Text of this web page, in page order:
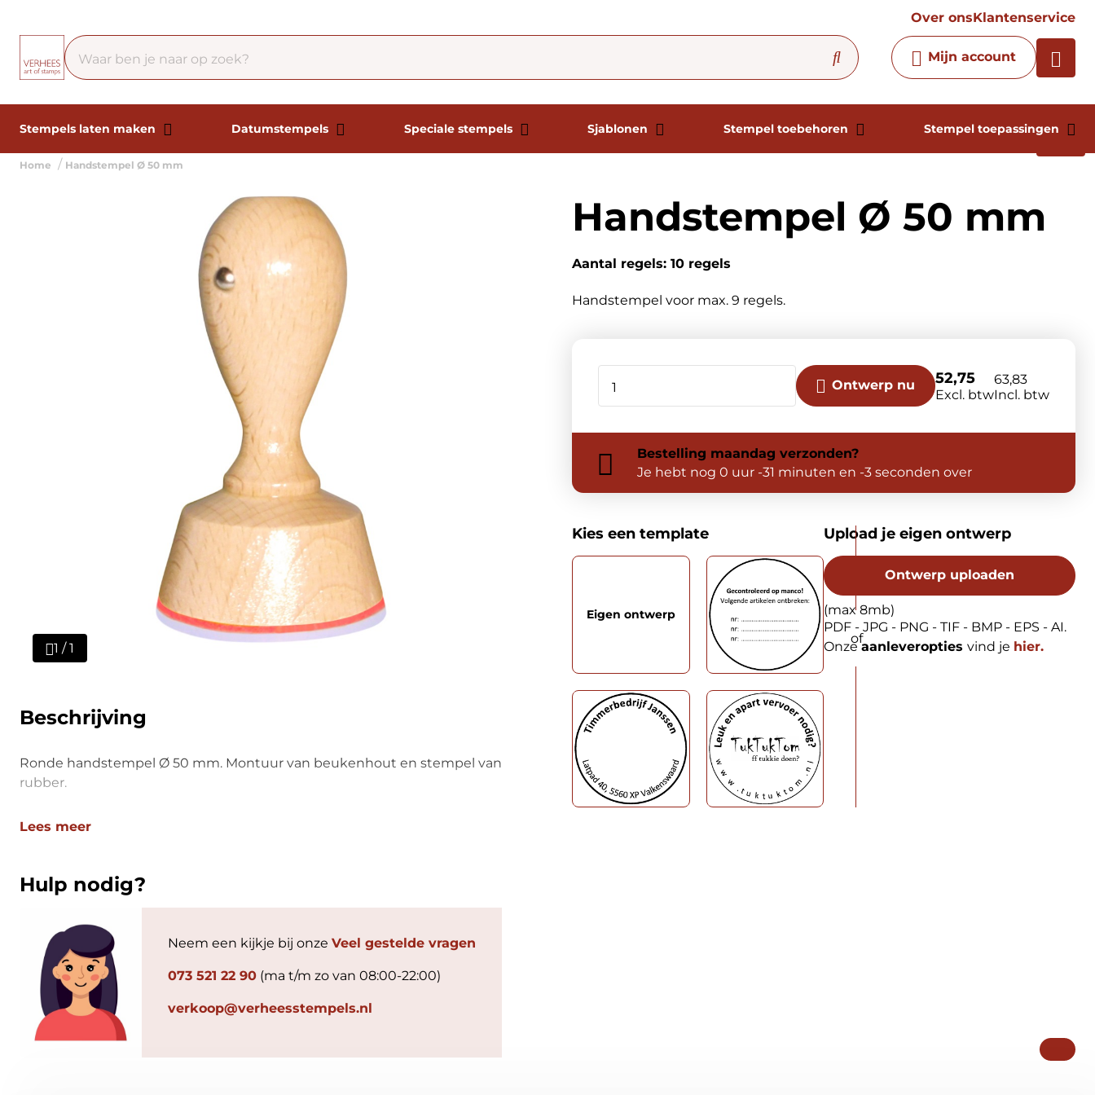
Over onsKlantenservice
Mijn account
Stempels laten maken Datumstempels Speciale stempels Sjablonen Stempel toebehoren Stempel toepassingen
Chatbot
Chat 24/7 met onze chatbot
voor hulp
Contact
Home Handstempel Ø 50 mm
1 / 1
Beschrijving
Ronde handstempel Ø 50 mm. Montuur van beukenhout en stempel van
rubber.
Lees meer
Hulp nodig?
Neem een kijkje bij onze Veel gestelde vragen
073 521 22 90 (ma t/m zo van 08:00-22:00)
verkoop@verheesstempels.nl
Handstempel Ø 50 mm
Aantal regels: 10 regels
Handstempel voor max. 9 regels.
Ontwerp nu 52,75
Excl. btw
63,83
Incl. btw
Bestelling maandag verzonden?
Je hebt nog 0 uur -31 minuten en -4 seconden over
Kies een template
Eigen ontwerp
Upload je eigen ontwerp
Ontwerp uploaden
(max 8mb)
PDF - JPG - PNG - TIF - BMP - EPS - AI.
Onzeaanleveropties vind je hier.